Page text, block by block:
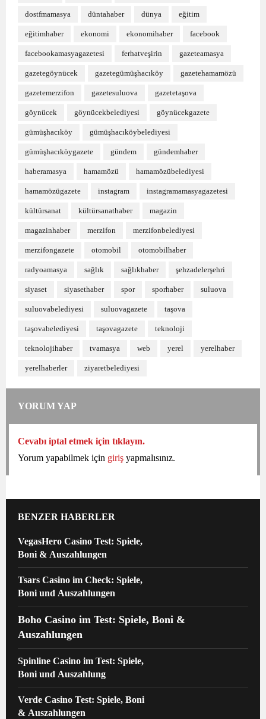
dostfmamasya düntahaber dünya eğitim
eğitimhaber ekonomi ekonomihaber facebook
facebookamasyagazetesi ferhatveşirin gazeteamasya
gazetegöynücek gazetegümüşhacıköy gazetehamamözü
gazetemerzifon gazetesuluova gazetetaşova
göynücek göynücekbelediyesi göynücekgazete
gümüşhacıköy gümüşhacıköybelediyesi
gümüşhacıköygazete gündem gündemhaber
haberamasya hamamözü hamamözübelediyesi
hamamözügazete instagram instagramamasyagazetesi
kültürsanat kültürsanathaber magazin
magazinhaber merzifon merzifonbelediyesi
merzifongazete otomobil otomobilhaber
radyoamasya sağlık sağlıkhaber şehzadelerşehri
siyaset siyasethaber spor sporhaber suluova
suluovabelediyesi suluovagazete taşova
taşovabelediyesi taşovagazete teknoloji
teknolojihaber tvamasya web yerel yerelhaber
yerelhaberler ziyaretbelediyesi
YORUM YAP
Cevabı iptal etmek için tıklayın.
Yorum yapabilmek için giriş yapmalısınız.
BENZER HABERLER
VegasHero Casino Test: Spiele,
Boni & Auszahlungen
Tsars Casino im Check: Spiele,
Boni und Auszahlungen
Boho Casino im Test: Spiele, Boni &
Auszahlungen
Spinline Casino im Test: Spiele,
Boni und Auszahlung
Verde Casino Test: Spiele, Boni
& Auszahlungen